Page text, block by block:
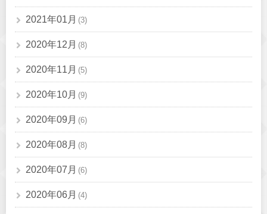
2021年01月 (3)
2020年12月 (8)
2020年11月 (5)
2020年10月 (9)
2020年09月 (6)
2020年08月 (8)
2020年07月 (6)
2020年06月 (4)